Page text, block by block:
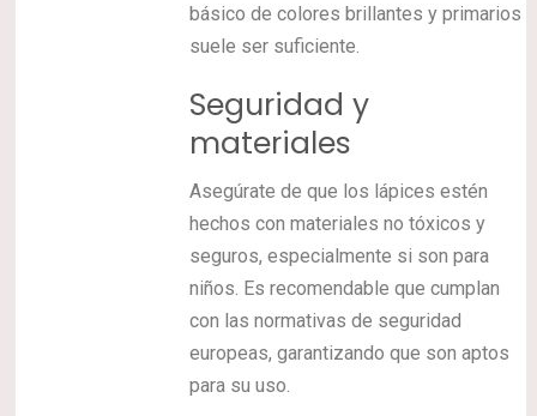
básico de colores brillantes y primarios
suele ser suficiente.
Seguridad y
materiales
Asegúrate de que los lápices estén
hechos con materiales no tóxicos y
seguros, especialmente si son para
niños. Es recomendable que cumplan
con las normativas de seguridad
europeas, garantizando que son aptos
para su uso.